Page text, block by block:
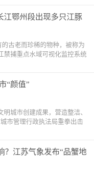
江鄂州段出现多只江豚
古老而珍稀的物种，被称为
禁捕重点水域可视化监控系统
“颜值”
城市创建成果，营造整洁、
市管理行政执法局重拳出击
？江苏气象发布“品蟹地